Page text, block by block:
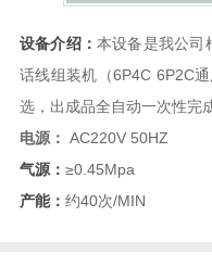
设备介绍：本设备是我公司
话线组装机（6P4C 6P2C
选，出成品全自动一次性完
电源： AC220V 50HZ
气源： ≥0.45Mpa
产能： 约40次/MIN